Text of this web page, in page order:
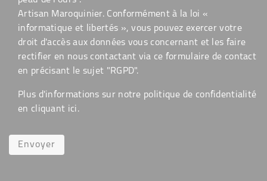
Artisan Maroquinier. Conformément à la loi «
informatique et libertés », vous pouvez exercer votre
droit d'accès aux données vous concernant et les faire
rectifier en nous contactant via ce formulaire de contact
en précisant le sujet "RGPD".
Plus d'informations sur notre politique de confidentialité
en cliquant ici.
Envoyer